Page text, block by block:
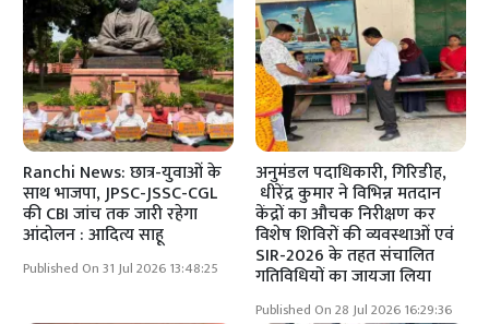
Ranchi News: छात्र-युवाओं के
साथ भाजपा, JPSC-JSSC-CGL
की CBI जांच तक जारी रहेगा
आंदोलन : आदित्य साहू
Published On 31 Jul 2026 13:48:25
अनुमंडल पदाधिकारी, गिरिडीह,
धीरेंद्र कुमार ने विभिन्न मतदान
केंद्रों का औचक निरीक्षण कर
विशेष शिविरों की व्यवस्थाओं एवं
SIR-2026 के तहत संचालित
गतिविधियों का जायजा लिया
Published On 28 Jul 2026 16:29:36